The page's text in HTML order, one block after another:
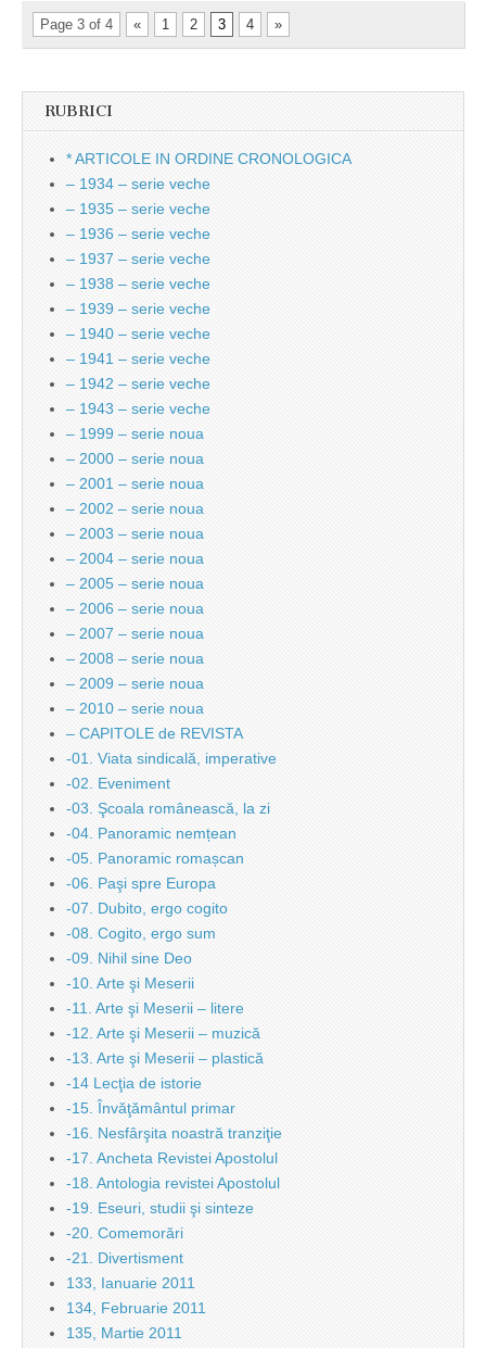
Page 3 of 4 « 1 2 3 4 »
RUBRICI
* ARTICOLE IN ORDINE CRONOLOGICA
– 1934 – serie veche
– 1935 – serie veche
– 1936 – serie veche
– 1937 – serie veche
– 1938 – serie veche
– 1939 – serie veche
– 1940 – serie veche
– 1941 – serie veche
– 1942 – serie veche
– 1943 – serie veche
– 1999 – serie noua
– 2000 – serie noua
– 2001 – serie noua
– 2002 – serie noua
– 2003 – serie noua
– 2004 – serie noua
– 2005 – serie noua
– 2006 – serie noua
– 2007 – serie noua
– 2008 – serie noua
– 2009 – serie noua
– 2010 – serie noua
– CAPITOLE de REVISTA
-01. Viata sindicală, imperative
-02. Eveniment
-03. Şcoala românească, la zi
-04. Panoramic nemțean
-05. Panoramic romașcan
-06. Paşi spre Europa
-07. Dubito, ergo cogito
-08. Cogito, ergo sum
-09. Nihil sine Deo
-10. Arte şi Meserii
-11. Arte şi Meserii – litere
-12. Arte şi Meserii – muzică
-13. Arte şi Meserii – plastică
-14 Lecţia de istorie
-15. Învăţământul primar
-16. Nesfârşita noastră tranziţie
-17. Ancheta Revistei Apostolul
-18. Antologia revistei Apostolul
-19. Eseuri, studii şi sinteze
-20. Comemorări
-21. Divertisment
133, Ianuarie 2011
134, Februarie 2011
135, Martie 2011